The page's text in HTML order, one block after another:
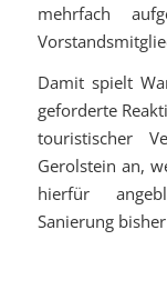
mehrfach
Damit spielt
geforderte
touristischer
Gerolstein an,
hierfür
Sanierung